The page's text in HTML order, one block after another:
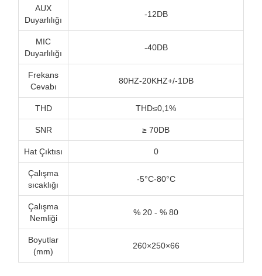
AUX
Duyarlılığı
-12DB
MIC
Duyarlılığı
-40DB
Frekans
Cevabı
80HZ-20KHZ+/-1DB
THD THD≤0,1%
SNR ≥ 70DB
Hat Çıktısı 0
Çalışma
sıcaklığı
-5°C-80°C
Çalışma
Nemliği
% 20 - % 80
Boyutlar
(mm)
260×250×66